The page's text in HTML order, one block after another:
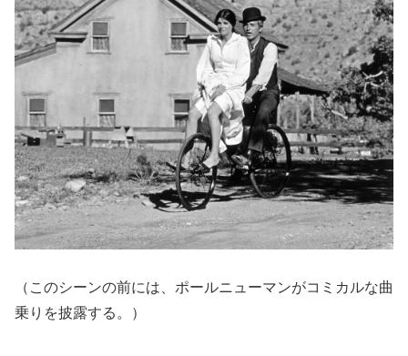
（このシーンの前には、ポールニューマンがコミカルな曲
乗りを披露する。）